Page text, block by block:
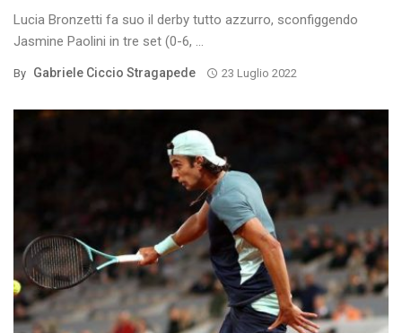
Lucia Bronzetti fa suo il derby tutto azzurro, sconfiggendo
Jasmine Paolini in tre set (0-6, ...
By Gabriele Ciccio Stragapede 23 Luglio 2022